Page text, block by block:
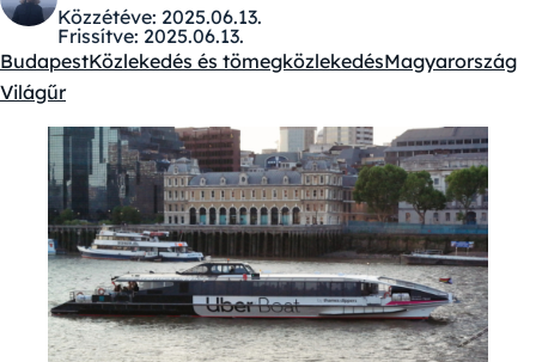
Közzétéve: 2025.06.13.
Frissítve: 2025.06.13.
Kategóriák:
BudapestKözlekedés és tömegközlekedésMagyarország
Világűr